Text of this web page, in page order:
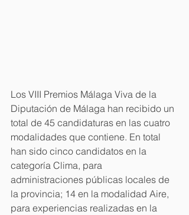
Los VIII Premios Málaga Viva de la
Diputación de Málaga han recibido un
total de 45 candidaturas en las cuatro
modalidades que contiene. En total
han sido cinco candidatos en la
categoría Clima, para
administraciones públicas locales de
la provincia; 14 en la modalidad Aire,
para experiencias realizadas en la